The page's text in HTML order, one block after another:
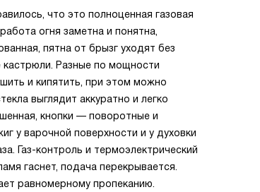
что это полноценная газовая
огня заметна и понятна,
пятна от брызг уходят без
кастрюли. Разные по мощности
и кипятить, при этом можно
выглядит аккуратно и легко
кнопки — поворотные и
у варочной поверхности и у духовки
Газ-контроль и термоэлектрический
гаснет, подача перекрывается.
равномерному пропеканию.